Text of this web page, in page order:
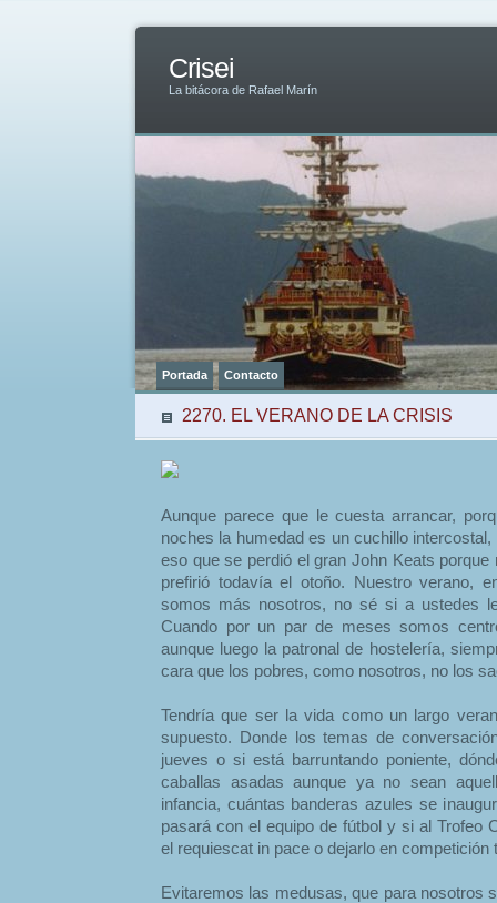
Crisei
La bitácora de Rafael Marín
Portada Contacto
2270. EL VERANO DE LA CRISIS
Aunque parece que le cuesta arrancar,
noches la humedad es un cuchillo
eso que se perdió el gran John Keats
prefirió todavía el otoño. Nuestro verano,
somos más nosotros, no sé si a ustedes
Cuando por un par de meses somos
aunque luego la patronal de hostelería,
cara que los pobres, como nosotros, no los
Tendría que ser la vida como un largo
supuesto. Donde los temas de
jueves o si está barruntando poniente,
caballas asadas aunque ya no sean
infancia, cuántas banderas azules se
pasará con el equipo de fútbol y si al Trofeo
el requiescat in pace o dejarlo en competición
Evitaremos las medusas, que para nosotros